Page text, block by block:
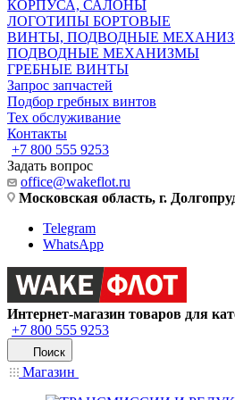
КОРПУСА, САЛОНЫ
ЛОГОТИПЫ БОРТОВЫЕ
ВИНТЫ, ПОДВОДНЫЕ
ПОДВОДНЫЕ МЕХАНИЗМЫ
ГРЕБНЫЕ ВИНТЫ
Запрос запчастей
Подбор гребных винтов
Тех обслуживание
Контакты
+7 800 555 9253
Задать вопрос
office@wakeflot.ru
Московская область, г.
Telegram
WhatsApp
Интернет-магазин товаров для
+7 800 555 9253
Поиск
Магазин